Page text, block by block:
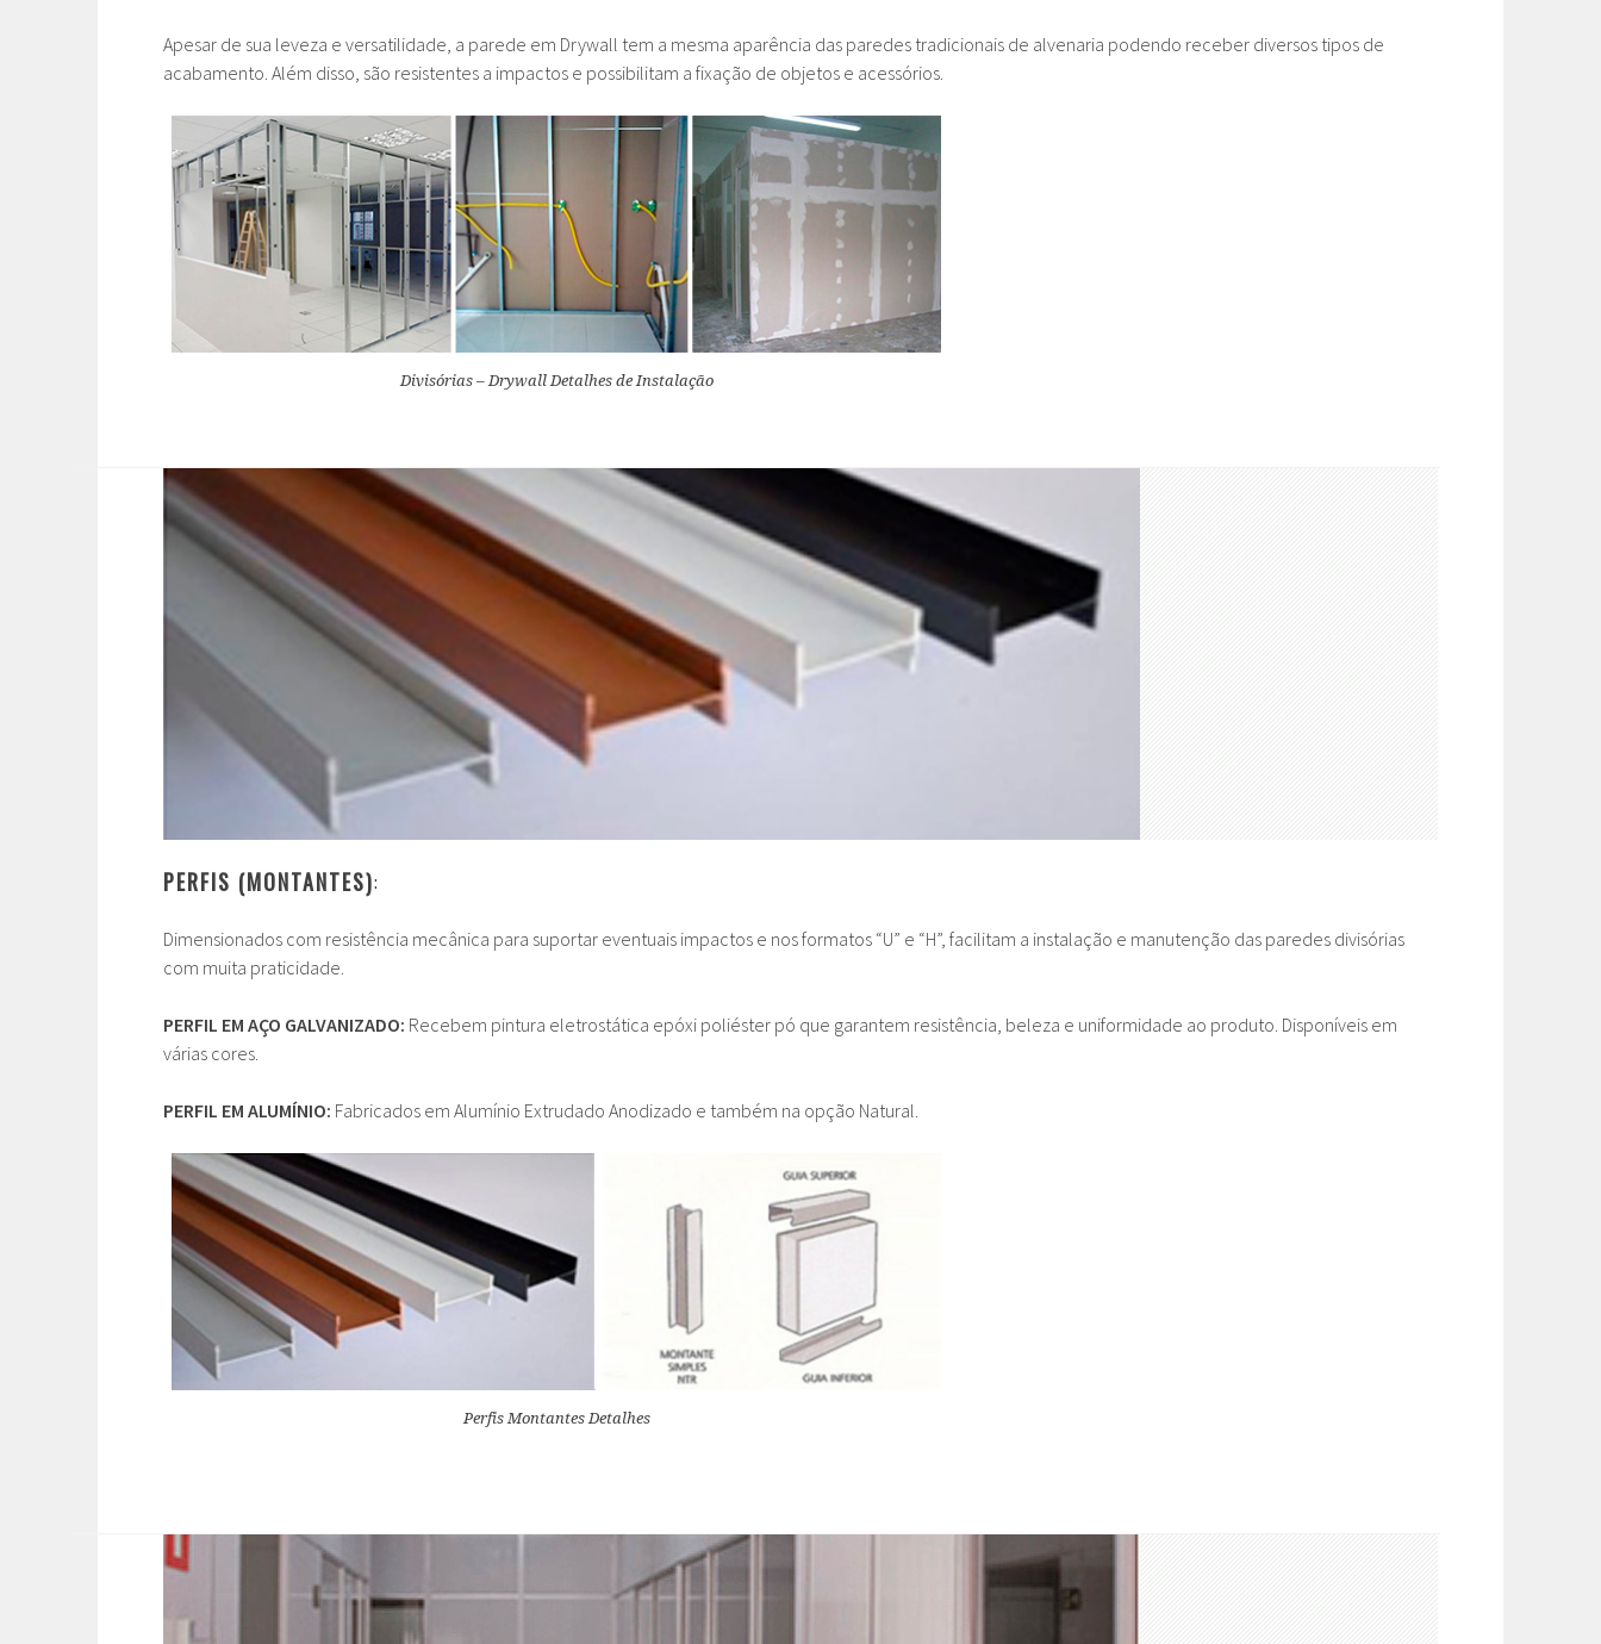
Apesar de sua leveza e versatilidade, a parede em Drywall tem a mesma aparência das paredes tradicionais de alvenaria podendo receber diversos tipos de
acabamento. Além disso, são resistentes a impactos e possibilitam a fixação de objetos e acessórios.
Divisórias – Drywall Detalhes de Instalação
PERFIS (MONTANTES):
Dimensionados com resistência mecânica para suportar eventuais impactos e nos formatos “U” e “H”, facilitam a instalação e manutenção das paredes divisórias
com muita praticidade.
PERFIL EM AÇO GALVANIZADO: Recebem pintura eletrostática epóxi poliéster pó que garantem resistência, beleza e uniformidade ao produto. Disponíveis em
várias cores.
PERFIL EM ALUMÍNIO: Fabricados em Alumínio Extrudado Anodizado e também na opção Natural.
Perfis Montantes Detalhes